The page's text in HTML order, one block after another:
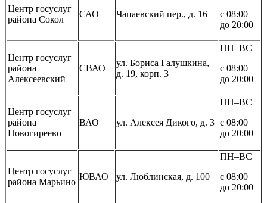
Центр госуслуг
района Сокол
САО Чапаевский пер., д. 16
с 08:00
до 20:00
Центр госуслуг
района
Алексеевский
СВАО
ул. Бориса Галушкина,
д. 19, корп. 3
ПН–ВС
с 08:00
до 20:00
Центр госуслуг
района
Новогиреево
ВАО ул. Алексея Дикого, д. 3
ПН–ВС
с 08:00
до 20:00
Центр госуслуг
района Марьино
ЮВАО ул. Люблинская, д. 100
ПН–ВС
с 08:00
до 20:00